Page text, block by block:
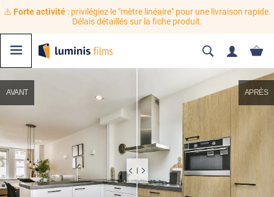
⚠️ Forte activité: privilégiez le "mètre linéaire" pour une livraison rapide.
Délais détaillés sur la fiche produit.
AVANT APRÈS